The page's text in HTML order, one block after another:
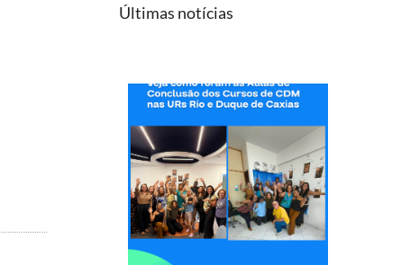
Últimas notícias